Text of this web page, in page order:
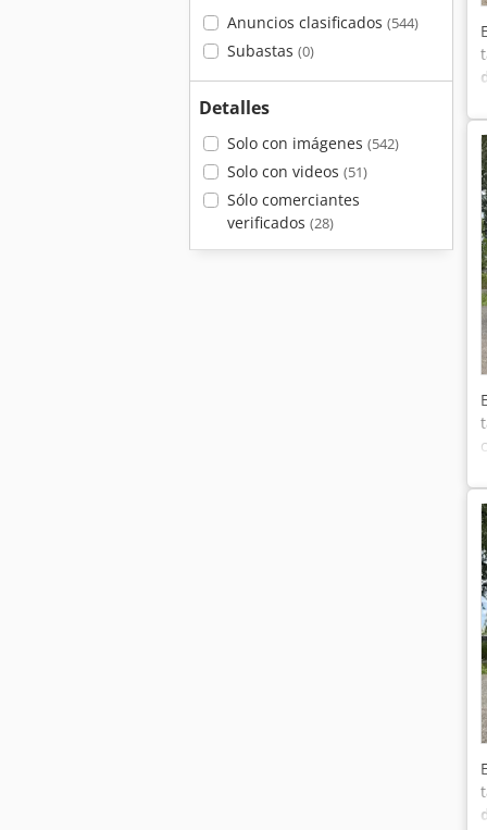
Anuncios clasificados (544)
Subastas (0)
Detalles
Solo con imágenes (542)
Solo con videos (51)
Sólo comerciantes
verificados (28)